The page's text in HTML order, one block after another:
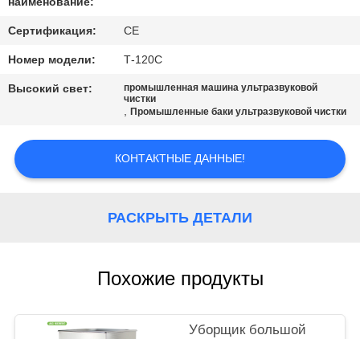
СВЯЖИТЕСЬ
МЫ
НОВОСТИ
СПРОСИТЕ
ЦИТАТУ
PRIVACY
POLICY
Сертификация: CE
Номер модели: Т-120С
Высокий свет:
промышленная машина ультразвуковой
чистки
,Промышленные баки ультразвуковой чистки
КОНТАКТНЫЕ ДАННЫЕ!
РАСКРЫТЬ ДЕТАЛИ
Похожие продукты
Уборщик большой